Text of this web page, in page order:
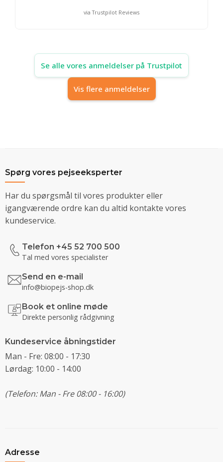
via Trustpilot Reviews
Se alle vores anmeldelser på Trustpilot
Vis flere anmeldelser
Spørg vores pejseeksperter
Har du spørgsmål til vores produkter eller
igangværende ordre kan du altid kontakte vores
kundeservice.
Telefon +45 52 700 500
Tal med vores specialister
Send en e-mail
info@biopejs-shop.dk
Book et online møde
Direkte personlig rådgivning
Kundeservice åbningstider
Man - Fre: 08:00 - 17:30
Lørdag: 10:00 - 14:00
(Telefon: Man - Fre 08:00 - 16:00)
Adresse